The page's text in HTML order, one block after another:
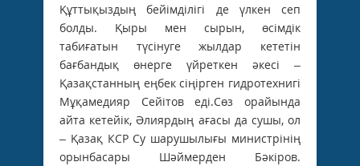
Құттықыздың бейімділігі де үлкен сеп
болды. Қыры мен сырын, өсімдік
табиғатын түсінуге жылдар кететін
бағбандық өнерге үйреткен әкесі –
Қазақстанның еңбек сіңірген гидротехнигі
Мұқамедияр Сейітов еді.Сөз орайында
айта кетейік, Әлиярдың ағасы да сушы, ол
– Қазақ КСР Су шарушылығы министрінің
орынбасары Шәймерден Бәкіров.